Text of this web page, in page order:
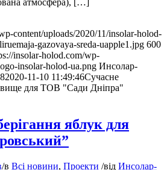
атмосфера), […]
content/uploads/2020/11/insolar-holod-
gazovaya-sreda-uapple1.jpg 600
insolar-holod.com/wp-
insolar-holod-ua.png Инсолар-
2020-11-10 11:49:46Сучасне
для ТОВ "Сади Дніпра"
яблук для
/в Всі новини, Проекти /від Инсолар-